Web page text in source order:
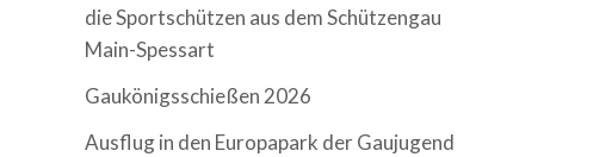
die Sportschützen aus dem Schützengau
Main-Spessart
Gaukönigsschießen 2026
Ausflug in den Europapark der Gaujugend